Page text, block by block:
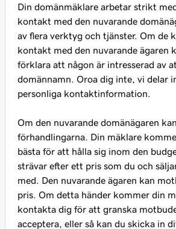
Din domänmäklare arbetar strikt
kontakt med den nuvarande
av flera verktyg och tjänster. Om de
kontakt med den nuvarande ägaren
förklara att någon är intresserad av
domännamn. Oroa dig inte, vi delar
personliga kontaktinformation.
Om den nuvarande domänägaren
förhandlingarna. Din mäklare
bästa för att hålla sig inom den
strävar efter ett pris som du och
med. Den nuvarande ägaren kan
pris. Om detta händer kommer din
kontakta dig för att granska
acceptera, eller så kan du skicka in